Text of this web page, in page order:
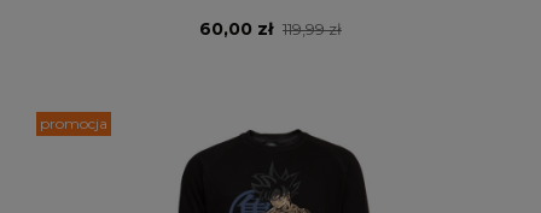
60,00 zł 119,99 zł
promocja